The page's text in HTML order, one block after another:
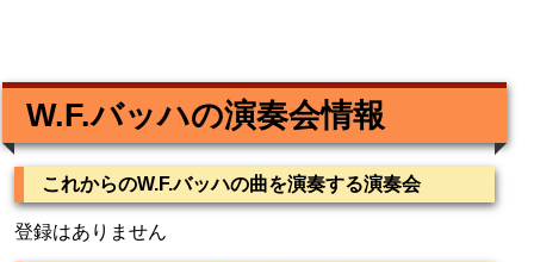
W.F.バッハの演奏会情報
これからのW.F.バッハの曲を演奏する演奏会
登録はありません